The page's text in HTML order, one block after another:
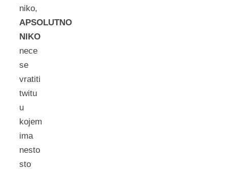
niko,
APSOLUTNO
NIKO
nece
se
vratiti
twitu
u
kojem
ima
nesto
sto